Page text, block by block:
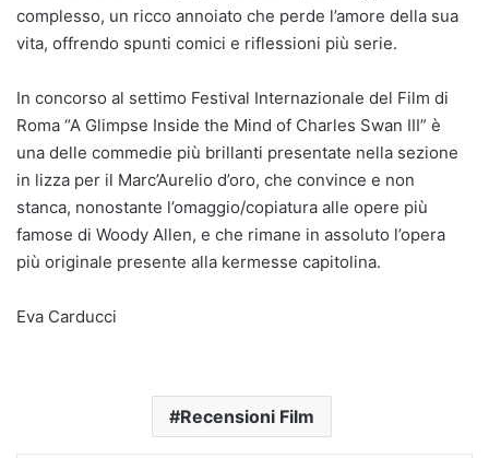
complesso, un ricco annoiato che perde l’amore della sua
vita, offrendo spunti comici e riflessioni più serie.
In concorso al settimo Festival Internazionale del Film di
Roma “A Glimpse Inside the Mind of Charles Swan III” è
una delle commedie più brillanti presentate nella sezione
in lizza per il Marc’Aurelio d’oro, che convince e non
stanca, nonostante l’omaggio/copiatura alle opere più
famose di Woody Allen, e che rimane in assoluto l’opera
più originale presente alla kermesse capitolina.
Eva Carducci
Recensioni Film